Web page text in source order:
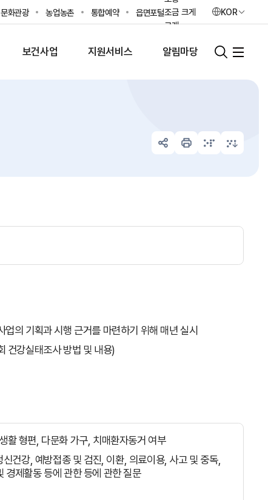
문화관광 농업농촌 통합예약 읍면포털조금 크게
크게
초기화
KOR
보건사업 지원서비스 알림마당
의 기획과 시행 근거를 마련하기 위해 매년 실시
건강실태조사 방법 및 내용)
활 형편, 다문화 가구, 치매환자동거 여부
건강, 예방접종 및 검진, 이환, 의료이용, 사고 및 중독,
경제활동 등에 관한 등에 관한 질문